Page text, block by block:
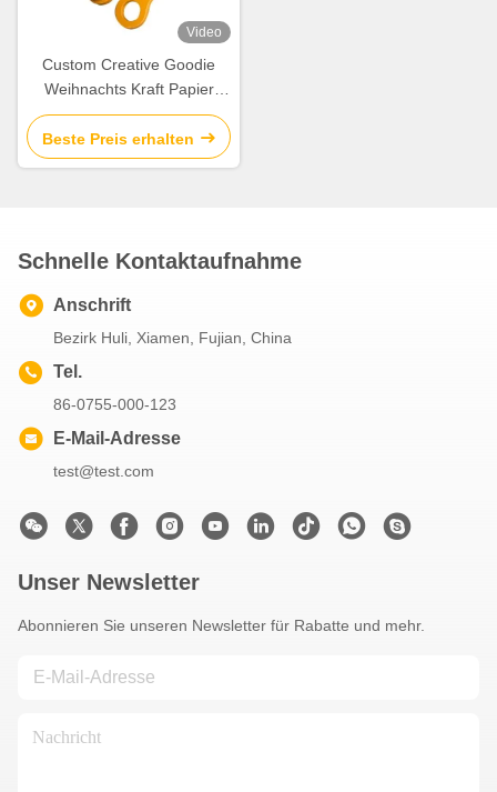
Video
Custom Creative Goodie
Weihnachts Kraft Papier
Geschenk Tasche mit Ihrem
eigenen Logo für Xmas
Dekorationsparty
Beste Preis erhalten
Schnelle Kontaktaufnahme
Anschrift
Bezirk Huli, Xiamen, Fujian, China
Tel.
86-0755-000-123
E-Mail-Adresse
test@test.com
Unser Newsletter
Abonnieren Sie unseren Newsletter für Rabatte und mehr.